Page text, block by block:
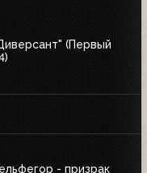
(Первый
- призрак